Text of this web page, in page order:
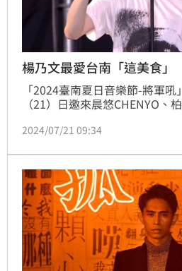
楊乃文最愛台南「這美食
「2024臺南夏日音樂節-將軍
（21）日邀來晨悠CHENYO、
輪番獻唱，壓軸則是金曲歌后楊
一面。
2024/07/21 09:34